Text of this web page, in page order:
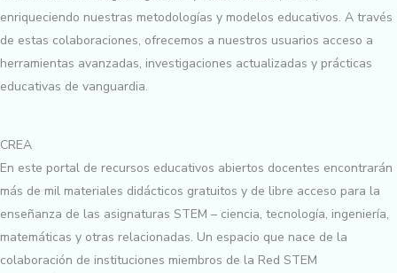
enriqueciendo nuestras metodologías y modelos educativos. A través
de estas colaboraciones, ofrecemos a nuestros usuarios acceso a
herramientas avanzadas, investigaciones actualizadas y prácticas
educativas de vanguardia.
CREA
En este portal de recursos educativos abiertos docentes encontrarán
más de mil materiales didácticos gratuitos y de libre acceso para la
enseñanza de las asignaturas STEM – ciencia, tecnología, ingeniería,
matemáticas y otras relacionadas. Un espacio que nace de la
colaboración de instituciones miembros de la Red STEM